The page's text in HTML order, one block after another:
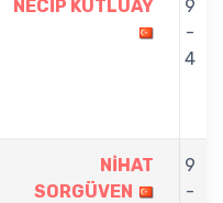
NECİP KUTLUAY
9
-
4
NİHAT
SORGÜVEN
9
-